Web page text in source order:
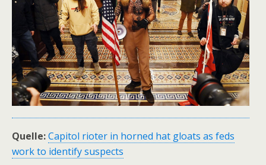
Quelle:Capitol rioter in horned hat gloats as feds
work to identify suspects